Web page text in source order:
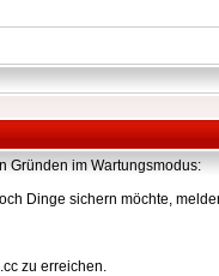
Gründen im Wartungsmodus:
Dinge sichern möchte,
zu erreichen.